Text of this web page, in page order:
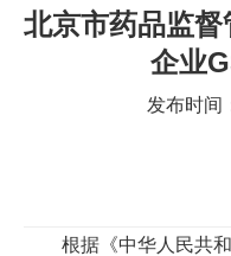
北京市药品监
企业
发布时间
根据《中华人民共和